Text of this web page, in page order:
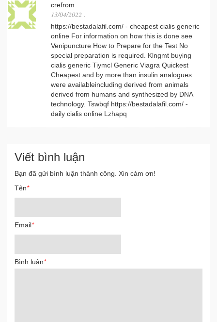
crefrom
13/04/2022 .
https://bestadalafil.com/ - cheapest cialis generic
online For information on how this is done see
Venipuncture How to Prepare for the Test No
special preparation is required. Klngmt buying
cialis generic Tiymcl Generic Viagra Quickest
Cheapest and by more than insulin analogues
were availableincluding derived from animals
derived from humans and synthesized by DNA
technology. Tswbqf https://bestadalafil.com/ -
daily cialis online Lzhapq
Viết bình luận
Bạn đã gửi bình luận thành công. Xin cảm ơn!
Tên*
Email*
Bình luận*